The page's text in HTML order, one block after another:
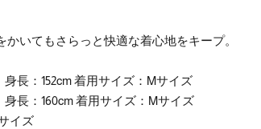
いてもさらっと快適な着心地をキープ。
長：152cm 着用サイズ：Mサイズ
長：160cm 着用サイズ：Mサイズ
イズ